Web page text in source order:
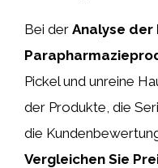
Bei der Analyse der
Pickel und unreine
der Produkte, die
die
Vergleichen Sie